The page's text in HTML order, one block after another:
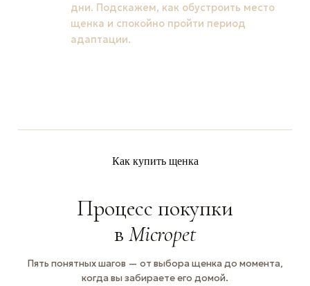
дни. Подскажем, как обустроить место
щенка и спокойно пройти период
адаптации.
Как купить щенка
Процесс покупки
в Micropet
Пять понятных шагов — от выбора щенка до момента,
когда вы забираете его домой.